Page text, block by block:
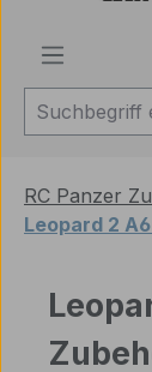
RC Panzer
Leopard 2